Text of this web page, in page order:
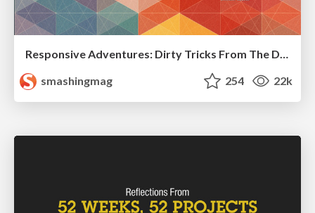
Responsive Adventures: Dirty Tricks From The Dark Corners of Front-End
smashingmag
254 22k